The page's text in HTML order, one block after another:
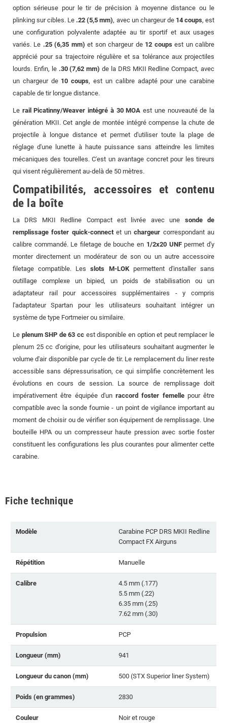
option sérieuse pour le tir de précision à moyenne distance ou le
plinking sur cibles. Le .22 (5,5 mm), avec un chargeur de 14 coups, est
une configuration polyvalente adaptée au tir sportif et aux usages
variés. Le .25 (6,35 mm) et son chargeur de 12 coupsest un calibre
apprécié pour sa trajectoire régulière et sa tolérance aux projectiles
lourds. Enfin, le .30 (7,62 mm) de la DRS MKII Redline Compact, avec
un chargeur de 10 coups, est un calibre adapté pour une carabine
capable de tir longue distance.
Le rail Picatinny/Weaver intégré à 30 MOA est une nouveauté de la
génération MKII. Cet angle de montée intégré compense la chute de
projectile à longue distance et permet d'utiliser toute la plage de
réglage d'une lunette à haute puissance sans atteindre les limites
mécaniques des tourelles. C'est un avantage concret pour les tireurs
qui visent régulièrement au-delà de 50 mètres.
Compatibilités, accessoires et contenu
de la boîte
La DRS MKII Redline Compact est livrée avec une sonde de
remplissage foster quick-connectet unchargeur correspondant au
calibre commandé. Le filetage de bouche en 1/2x20 UNFpermet d'y
monter directement un modérateur de son ou un autre accessoire
filetage compatible. Lesslots M-LOKpermettent d'installer sans
outillage complexe un bipied, un poids de stabilisation ou un
adaptateur rail pour accessoires supplémentaires - y compris
l'adaptateur Spartan pour les utilisateurs souhaitant intégrer un
système de type Fortmeier ou similaire.
Le plenum SHP de 63 cc est disponible en option et peut remplacer le
plenum 25 cc d'origine, pour les utilisateurs souhaitant augmenter le
volume d'air disponible par cycle de tir. Le remplacement du liner reste
accessible sans dépressurisation, ce qui simplifie concrètement les
évolutions en cours de session. La source de remplissage doit
impérativement être équipée d'un raccord foster femellepour être
compatible avec la sonde fournie - un point de vigilance important au
moment de choisir ou de vérifier son équipement de remplissage. Une
bouteille HPA ou un compresseur haute pression avec sortie foster
constituent les configurations les plus courantes pour alimenter cette
carabine.
Fiche technique
Modèle
Carabine PCP DRS MKII Redline
Compact FX Airguns
Répétition Manuelle
Calibre
4.5 mm (.177)
5.5 mm (.22)
6.35 mm (.25)
7.62 mm (.30)
Propulsion PCP
Longueur (mm) 941
Longueur du canon (mm) 500 (STX Superior liner System)
Poids (en grammes) 2830
Couleur Noir et rouge